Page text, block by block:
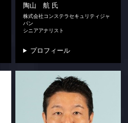
陶山 航 氏
株式会社コンステラセキュリティジャ
パン
シニアアナリスト
プロフィール